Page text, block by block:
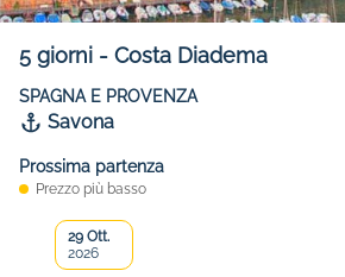
5 giorni - Costa Diadema
SPAGNA E PROVENZA
Savona
Prossima partenza
Prezzo più basso
29 Ott.
2026